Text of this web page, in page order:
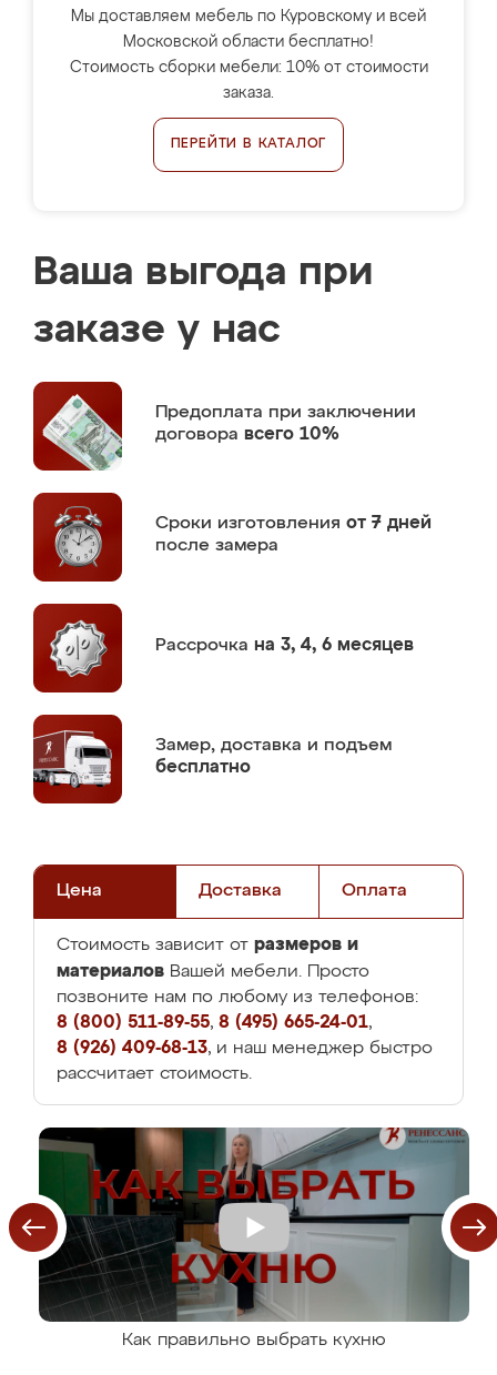
Мы доставляем мебель по Куровскому и всей
Московской области бесплатно!
Стоимость сборки мебели: 10% от стоимости
заказа.
ПЕРЕЙТИ В КАТАЛОГ
Ваша выгода при
заказе у нас
Предоплата при заключении
договора всего 10%
Сроки изготовления от 7 дней
после замера
Рассрочка на 3, 4, 6 месяцев
Замер, доставка и подъем
бесплатно
Цена Доставка Оплата
Стоимость зависит от размеров и
материалов Вашей мебели. Просто
позвоните нам по любому из телефонов:
8 (800) 511-89-55, 8 (495) 665-24-01,
8 (926) 409-68-13, и наш менеджер быстро
рассчитает стоимость.
Как правильно выбрать кухню